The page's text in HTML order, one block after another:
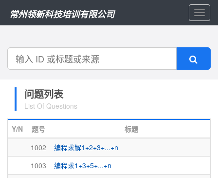
常州领新科技培训有限公司
搜
问题列表
List Of Questions
Y/N 题号
标题
1002
编程求解1+2+3+...+n
1003
编程求1+3+5+...+n